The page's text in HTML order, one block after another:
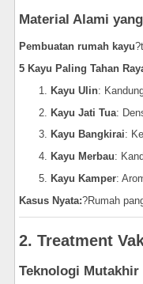
Material Alami
Pembuatan rumah kayu
5 Kayu Paling Tahan
Kayu Ulin:
Kayu Jati Tua:
Kayu Bangkirai:
Kayu Merbau:
Kayu Kamper:
Kasus Nyata:?Rumah
2. Treatment
Teknologi